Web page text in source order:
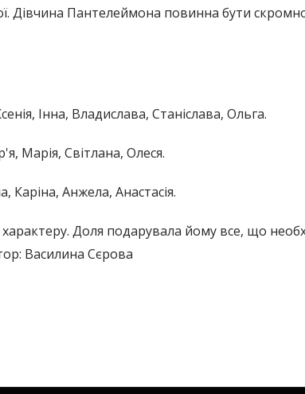
Дівчина Пантелеймона повинна бути
Інна, Владислава, Станіслава, Ольга.
Марія, Світлана, Олеся.
Каріна, Анжела, Анастасія.
Доля подарувала йому все, що
Василина Сєрова